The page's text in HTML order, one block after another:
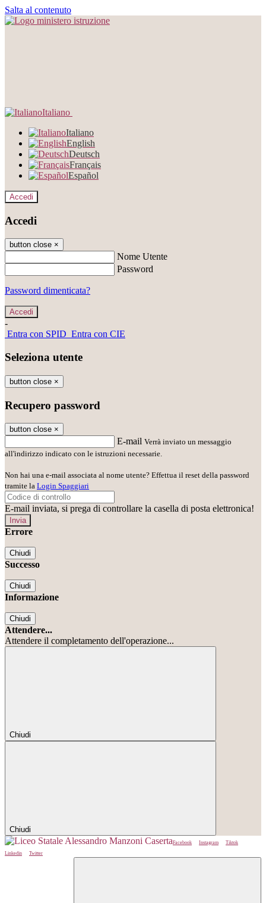
Salta al contenuto
Italiano
Italiano
English
Deutsch
Français
Español
Accedi
Accedi
button close ×
Nome Utente
Password
Password dimenticata?
-
Entra con SPID Entra con CIE
Seleziona utente
button close ×
Recupero password
button close ×
E-mail Verrà inviato un messaggio
all'indirizzo indicato con le istruzioni necessarie.
Non hai una e-mail associata al nome utente? Effettua il reset della password
tramite la Login Spaggiari
E-mail inviata, si prega di controllare la casella di posta elettronica!
Errore
Chiudi
Successo
Chiudi
Informazione
Chiudi
Attendere...
Attendere il completamento dell'operazione...
Chiudi
Chiudi
Facebook Instagram
Tiktok
Linkedin
Twitter